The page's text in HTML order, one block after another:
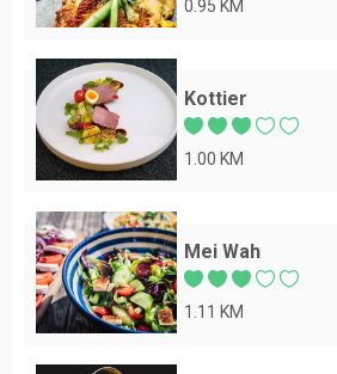
0.95 KM
Kottier
1.00 KM
Mei Wah
1.11 KM